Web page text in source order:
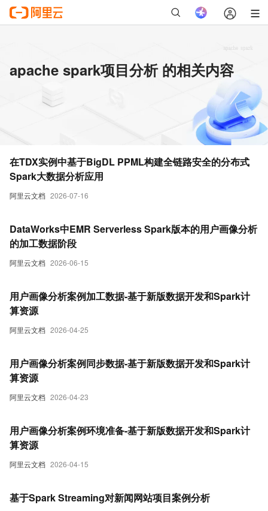
apache spark项目分析 的相关内容
阿里云文档 2026-07-16
在TDX实例中基于BigDL PPML构建全链路安全的分布式
Spark大数据分析应用
阿里云文档 2026-06-15
DataWorks中EMR Serverless Spark版本的用户画像分析
的加工数据阶段
阿里云文档 2026-04-25
用户画像分析案例加工数据-基于新版数据开发和Spark计
算资源
阿里云文档 2026-04-23
用户画像分析案例同步数据-基于新版数据开发和Spark计
算资源
阿里云文档 2026-04-15
用户画像分析案例环境准备-基于新版数据开发和Spark计
算资源
基于Spark Streaming对新闻网站项目案例分析